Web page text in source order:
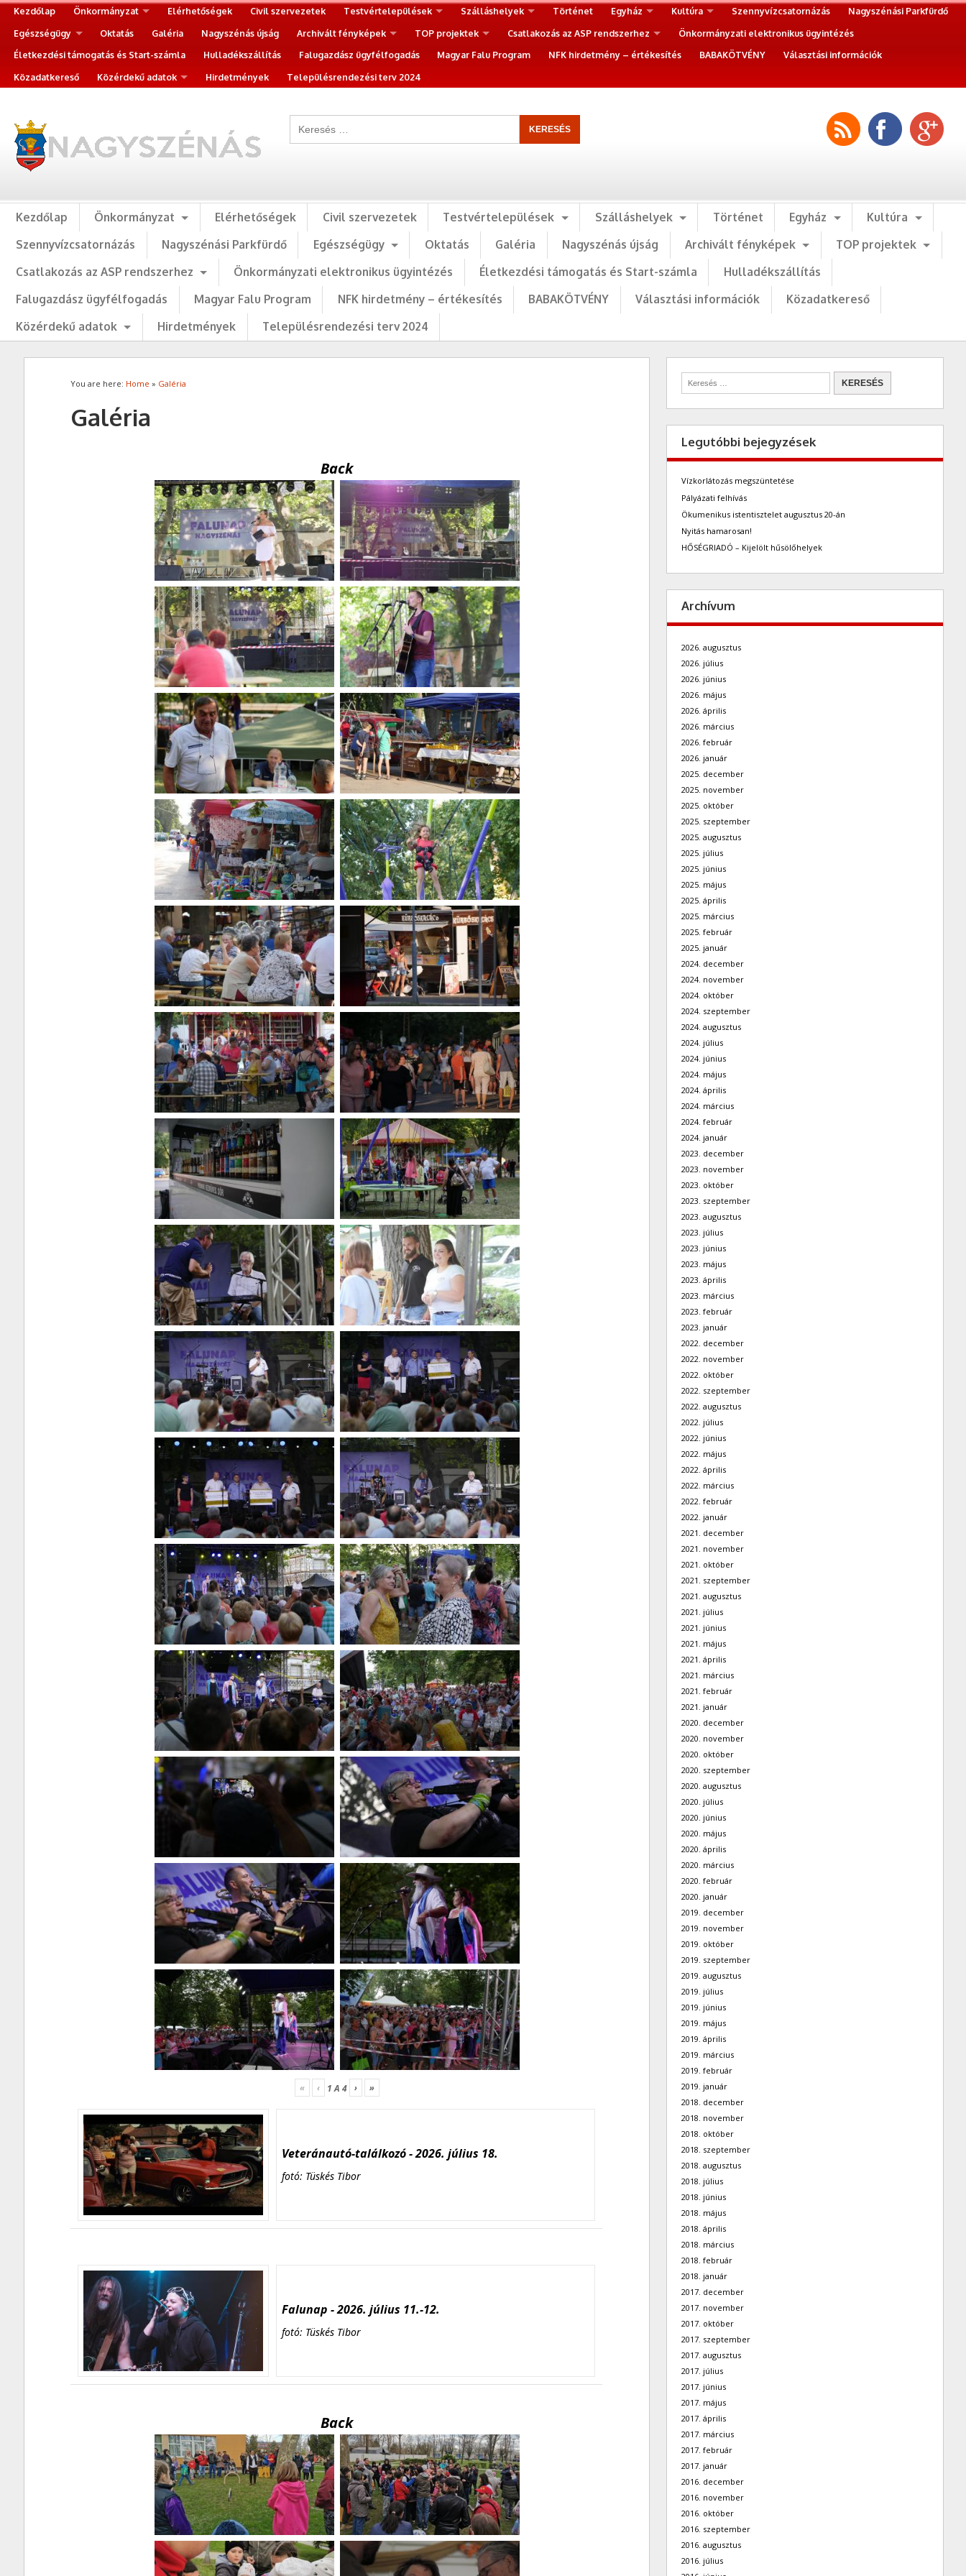
Kezdőlap Önkormányzat Elérhetőségek Civil szervezetek Testvértelepülések Szálláshelyek Történet Egyház Kultúra Szennyvízcsatornázás
Nagyszénási Parkfürdő
Egészségügy
Oktatás Galéria Nagyszénás újság Archivált fényképek TOP projektek Csatlakozás az ASP rendszerhez
Önkormányzati elektronikus ügyintézés
Életkezdési támogatás és Start-számla
Hulladékszállítás Falugazdász ügyfélfogadás Magyar Falu Program NFK hirdetmény – értékesítés BABAKÖTVÉNY
Választási információk
Közadatkereső
Közérdekű adatok Hirdetmények Településrendezési terv 2024
Kezdőlap Önkormányzat Elérhetőségek Civil szervezetek Testvértelepülések Szálláshelyek Történet Egyház
Kultúra
Szennyvízcsatornázás
Nagyszénási Parkfürdő Egészségügy Oktatás Galéria Nagyszénás újság Archivált fényképek
TOP projektek
Csatlakozás az ASP rendszerhez
Önkormányzati elektronikus ügyintézés Életkezdési támogatás és Start-számla
Hulladékszállítás
Falugazdász ügyfélfogadás
Magyar Falu Program NFK hirdetmény – értékesítés BABAKÖTVÉNY Választási információk
Közadatkereső
Közérdekű adatok
Hirdetmények Településrendezési terv 2024
You are here: Home » Galéria
Galéria
Back
« ‹ 1A 4 › »
Veteránautó-találkozó - 2026. július 18.
fotó: Tüskés Tibor
Falunap - 2026. július 11.-12.
fotó: Tüskés Tibor
Back
Legutóbbi bejegyzések
Vízkorlátozás megszüntetése
Pályázati felhívás
Ökumenikus istentisztelet augusztus 20-án
Nyitás hamarosan!
HŐSÉGRIADÓ – Kijelölt hűsölőhelyek
Archívum
2026. augusztus
2026. július
2026. június
2026. május
2026. április
2026. március
2026. február
2026. január
2025. december
2025. november
2025. október
2025. szeptember
2025. augusztus
2025. július
2025. június
2025. május
2025. április
2025. március
2025. február
2025. január
2024. december
2024. november
2024. október
2024. szeptember
2024. augusztus
2024. július
2024. június
2024. május
2024. április
2024. március
2024. február
2024. január
2023. december
2023. november
2023. október
2023. szeptember
2023. augusztus
2023. július
2023. június
2023. május
2023. április
2023. március
2023. február
2023. január
2022. december
2022. november
2022. október
2022. szeptember
2022. augusztus
2022. július
2022. június
2022. május
2022. április
2022. március
2022. február
2022. január
2021. december
2021. november
2021. október
2021. szeptember
2021. augusztus
2021. július
2021. június
2021. május
2021. április
2021. március
2021. február
2021. január
2020. december
2020. november
2020. október
2020. szeptember
2020. augusztus
2020. július
2020. június
2020. május
2020. április
2020. március
2020. február
2020. január
2019. december
2019. november
2019. október
2019. szeptember
2019. augusztus
2019. július
2019. június
2019. május
2019. április
2019. március
2019. február
2019. január
2018. december
2018. november
2018. október
2018. szeptember
2018. augusztus
2018. július
2018. június
2018. május
2018. április
2018. március
2018. február
2018. január
2017. december
2017. november
2017. október
2017. szeptember
2017. augusztus
2017. július
2017. június
2017. május
2017. április
2017. március
2017. február
2017. január
2016. december
2016. november
2016. október
2016. szeptember
2016. augusztus
2016. július